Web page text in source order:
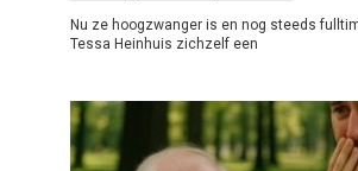
Nu ze hoogzwanger is en nog steeds
Tessa Heinhuis zichzelf een